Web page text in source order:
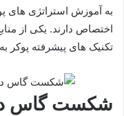
به آموزش استراتژی‌ های
اختصاص دارند. یکی از
تکنیک‌ های پیشرفته پوکر
شکست گاس در